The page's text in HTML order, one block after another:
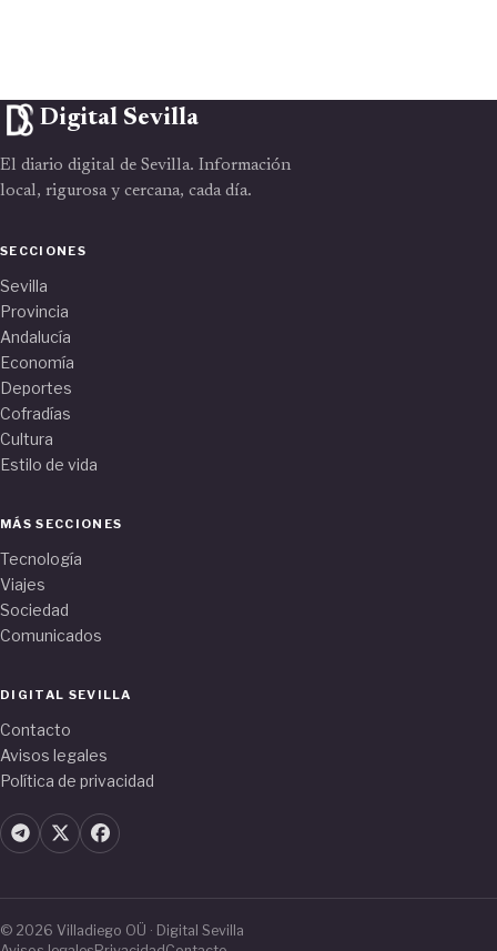
Digital Sevilla
El diario digital de Sevilla. Información
local, rigurosa y cercana, cada día.
SECCIONES
Sevilla
Provincia
Andalucía
Economía
Deportes
Cofradías
Cultura
Estilo de vida
MÁS SECCIONES
Tecnología
Viajes
Sociedad
Comunicados
DIGITAL SEVILLA
Contacto
Avisos legales
Política de privacidad
© 2026 Villadiego OÜ · Digital Sevilla